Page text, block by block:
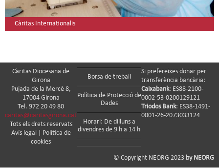
Càritas Internationalis
Càritas Diocesana de
Girona
Pujada de la Mercè 8,
17004 Girona
Tel. 972 20 49 80
caritas@caritasgirona.cat
Tots els drets reservats
Avís legal
Política de
cookies
Borsa de treball
Política de Protecció de
Dades
Horari: De dilluns a
divendres de 9 h a 14 h
Si prefereixes donar per
transferència bancària:
Caixabank: ES88-2100-
0002-53-0200129121
Triodos Bank: ES38-1491-
0001-26-2073033124
© Copyright NEORG 2023 by NEORG